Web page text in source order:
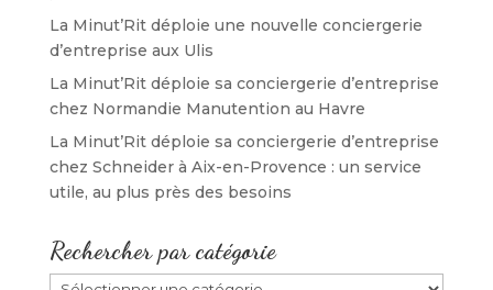
La Minut’Rit déploie une nouvelle conciergerie
d’entreprise aux Ulis
La Minut’Rit déploie sa conciergerie d’entreprise
chez Normandie Manutention au Havre
La Minut’Rit déploie sa conciergerie d’entreprise
chez Schneider à Aix-en-Provence : un service
utile, au plus près des besoins
Rechercher par catégorie
Rechercher